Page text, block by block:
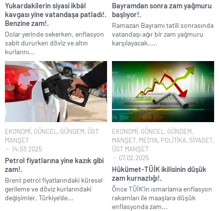
Yukardakilerin siyasi ikbâl
kavgası yine vatandaşa patladı!.
Benzine zam!.
Dolar yerinde sekerken, enflasyon
sabit dururken döviz ve altın
kurlarını...
Bayramdan sonra zam yağmuru
başlıyor!.
Ramazan Bayramı tatili sonrasında
vatandaşı ağır bir zam yağmuru
karşılayacak.....
EKONOMİ, GÜNCEL , GÜNDEM, ÜST
MANŞET
14.03.2025
Petrol fiyatlarına yine kazık gibi
zam!.
Brent petrol fiyatlarındaki küresel
gerileme ve döviz kurlarındaki
değişimler, Türkiye’de...
EKONOMİ, GÜNCEL , GÜNDEM,
MANŞET, MEDYA, POLİTİKA, SİYASET,
ÜST MANŞET
07.02.2025
Hükümet-TÜİK ikilisinin düşük
zam kurnazlığı!.
Önce TÜİK’in ısmarlama enflasyon
rakamları ile maaşlara düşük
enflasyonda zam...